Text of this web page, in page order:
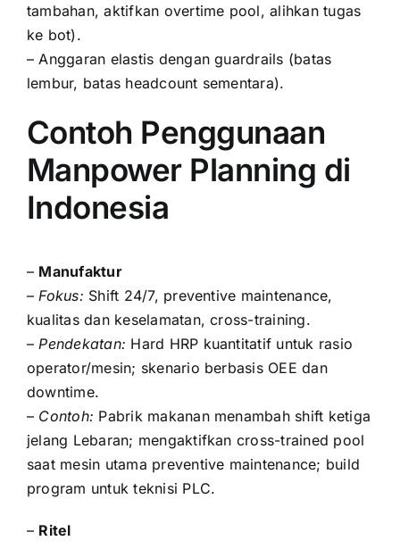
tambahan, aktifkan overtime pool, alihkan tugas
ke bot).
– Anggaran elastis dengan guardrails (batas
lembur, batas headcount sementara).
Contoh Penggunaan
Manpower Planning di
Indonesia
– Manufaktur
–Fokus: Shift 24/7, preventive maintenance,
kualitas dan keselamatan, cross-training.
–Pendekatan: Hard HRP kuantitatif untuk rasio
operator/mesin; skenario berbasis OEE dan
downtime.
– Contoh: Pabrik makanan menambah shift ketiga
jelang Lebaran; mengaktifkan cross-trained pool
saat mesin utama preventive maintenance; build
program untuk teknisi PLC.
– Ritel